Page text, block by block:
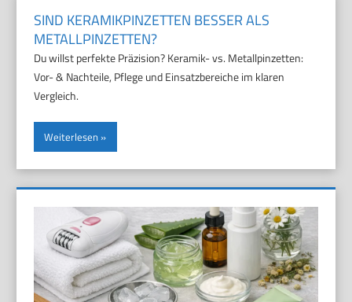
SIND KERAMIKPINZETTEN BESSER ALS
METALLPINZETTEN?
Du willst perfekte Präzision? Keramik- vs. Metallpinzetten:
Vor- & Nachteile, Pflege und Einsatzbereiche im klaren
Vergleich.
Weiterlesen